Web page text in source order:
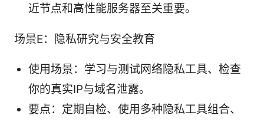
近节点和高性能服务器至关重要。
场景E：隐私研究与安全教育
使用场景：学习与测试网络隐私工具、检查
你的真实IP与域名泄露。
要点：定期自检、使用多种隐私工具组合、